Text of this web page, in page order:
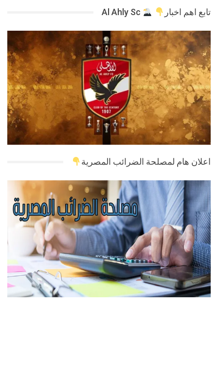
تابع اهم اخبار
اعلان هام لمصلحة الضرائب المصرية